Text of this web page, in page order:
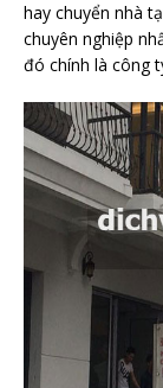
hay chuyển nhà
chuyên nghiệp
đó chính là công